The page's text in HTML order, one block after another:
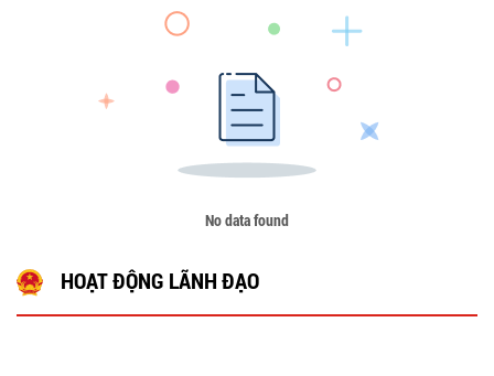
No data found
HOẠT ĐỘNG LÃNH ĐẠO